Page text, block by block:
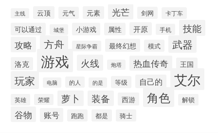
主线 云顶 元气 元素 光芒 剑网 卡丁车
可以通过 城堡 小游戏 属性 开原 手机 技能
攻略 方舟 星际争霸 最终幻想 模式 武器
洛克 游戏 火线 炮塔 热血传奇 王国
玩家 电脑 的人 的是 等级 自己的 艾尔
英雄 荣耀 萝卜 装备 西游 角色 解锁
谷物 账号 跑跑 都是 骑士